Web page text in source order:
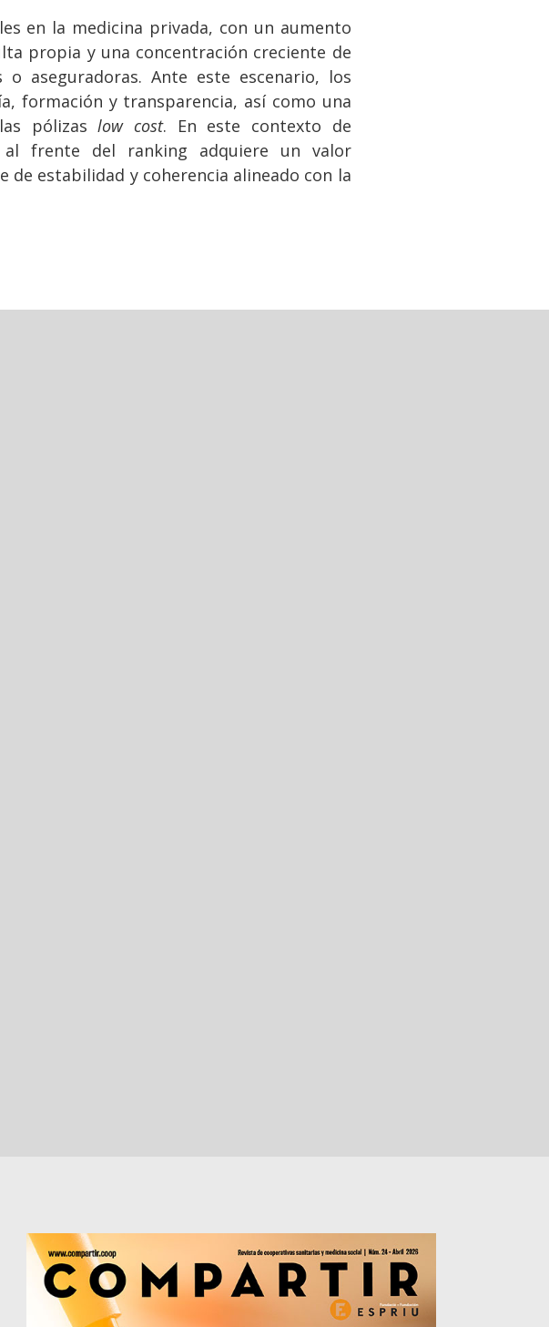
en la medicina privada, con un aumento
propia y una concentración creciente de
aseguradoras. Ante este escenario, los
formación y transparencia, así como una
pólizaslow cost. En este contexto de
al frente del ranking adquiere un valor
de estabilidad y coherencia alineado con la